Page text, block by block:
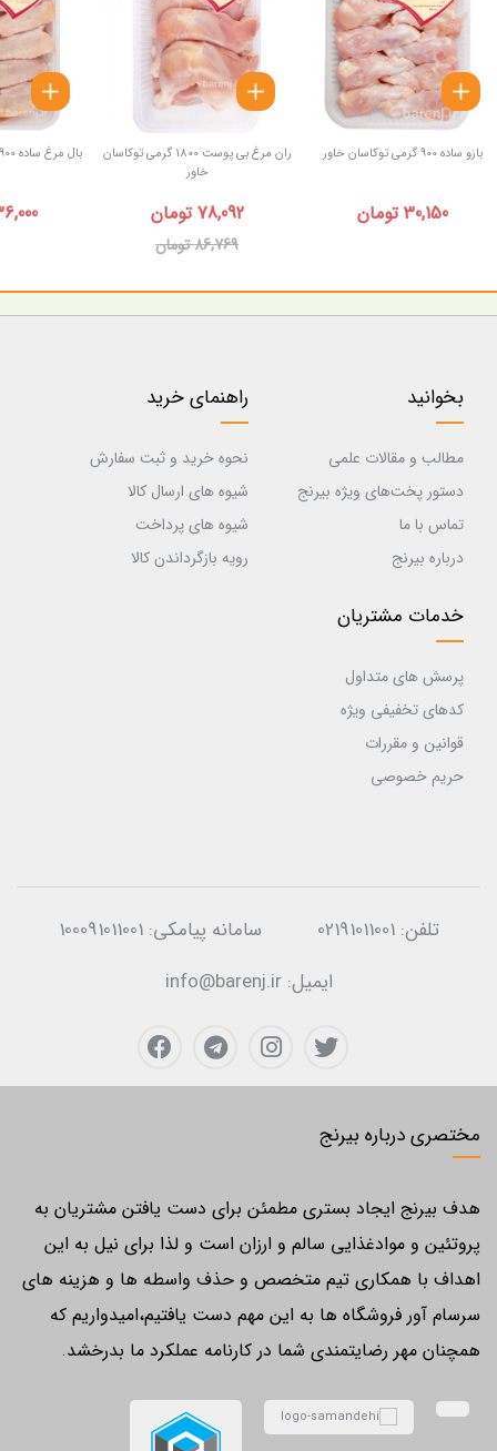
بازو ساده 900 گرمی توکاسان خاور
30,150 تومان
ران مرغ بی پوست 1800 گرمی توکاسان
خاور
78,092 تومان
86,769 تومان
بال مرغ ساده 900 گرمی توکاسان خاور
36,000
بخوانید
مطالب و مقالات علمی
دستور پخت‌های ویژه بیرنج
تماس با ما
درباره بیرنج
راهنمای خرید
نحوه خرید و ثبت سفارش
شیوه های ارسال کالا
شیوه های پرداخت
رویه بازگرداندن کالا
خدمات مشتریان
پرسش های متداول
کدهای تخفیفی ویژه
قوانین و مقررات
حریم خصوصی
تلفن:02191011001 سامانه پیامکی:100091011001
ایمیل:info@barenj.ir
مختصری درباره بیرنج
هدف بیرنج ایجاد بستری مطمئن برای دست یافتن مشتریان به
پروتئین و موادغذایی سالم و ارزان است و لذا برای نیل به این
اهداف با همکاری تیم متخصص و حذف واسطه ها و هزینه های
سرسام آور فروشگاه ها به این مهم دست یافتیم،امیدواریم که
همچنان مهر رضایتمندی شما در کارنامه عملکرد ما بدرخشد.